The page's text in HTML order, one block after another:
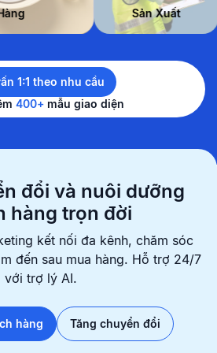
Hàng Sản Xuất
1:1 theo nhu cầu
400+ mẫu giao diện
đổi và nuôi dưỡng
hàng trọn đời
kết nối đa kênh, chăm sóc
đến sau mua hàng. Hỗ trợ 24/7
với trợ lý AI.
hàng Tăng chuyển đổi